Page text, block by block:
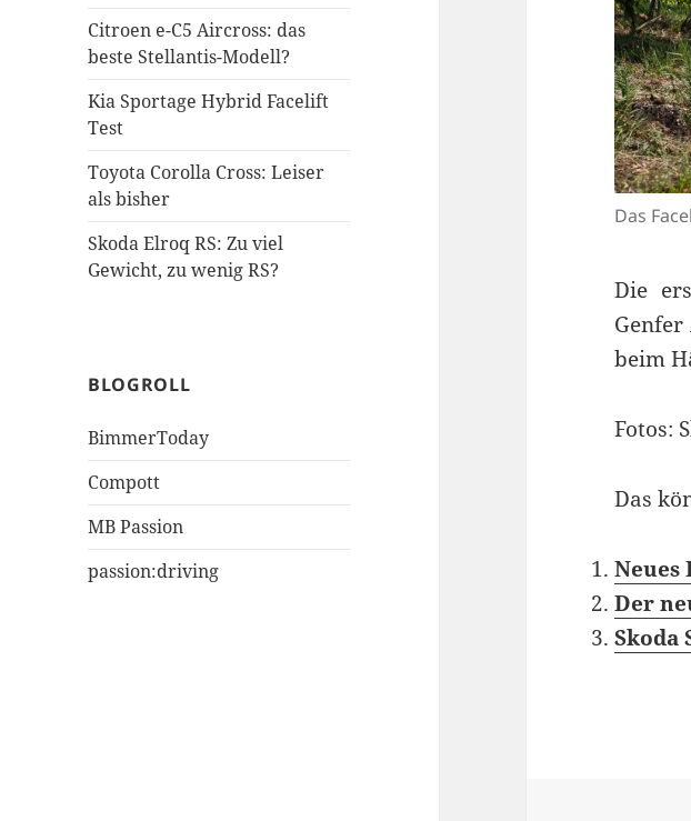
Citroen e-C5 Aircross: das
beste Stellantis-Modell?
Kia Sportage Hybrid Facelift
Test
Toyota Corolla Cross: Leiser
als bisher
Skoda Elroq RS: Zu viel
Gewicht, zu wenig RS?
BLOGROLL
BimmerToday
Compott
MB Passion
passion:driving
Das
Die
beim
Fotos:
Das
Neues
Der
Skoda